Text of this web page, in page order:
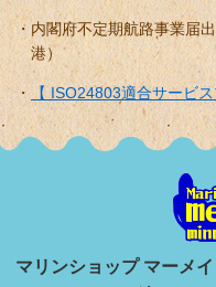
内閣府不定期航路事業届
港）
【 ISO24803適合サービ
マリンショップ マーメ